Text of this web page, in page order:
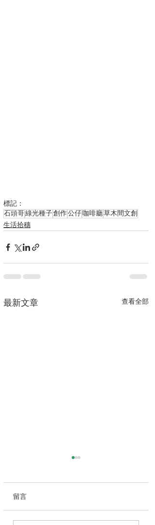
標記：
石頭哥綠光種子創作公仔咖啡廳草木間文創
生活拾穗
最新文章 查看全部
留言